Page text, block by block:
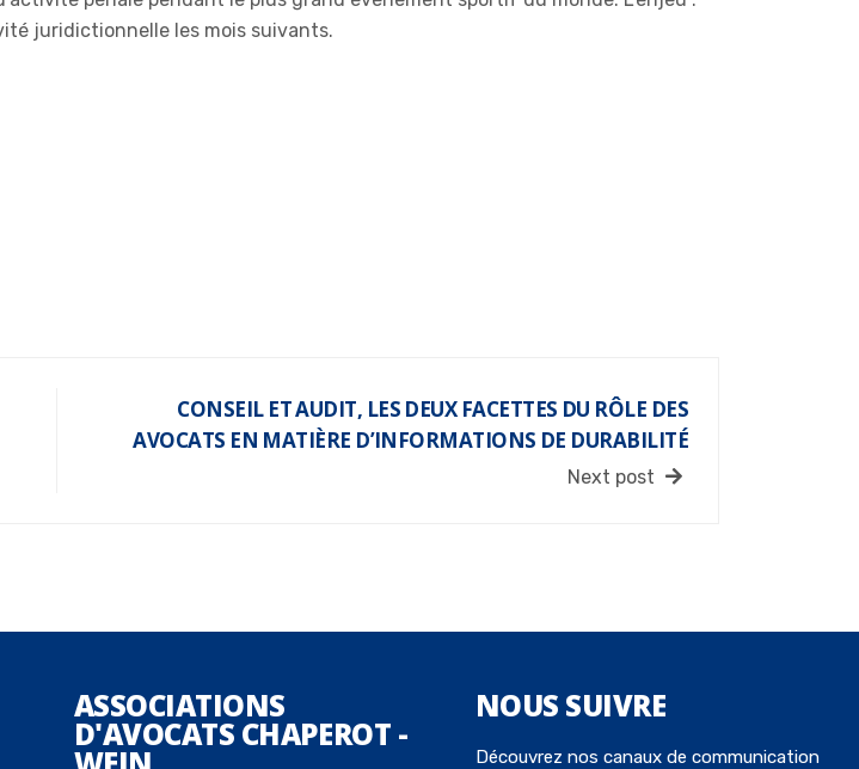
juridictionnelle les mois suivants.
CONSEIL ET AUDIT, LES DEUX FACETTES DU RÔLE DES
AVOCATS EN MATIÈRE D’INFORMATIONS DE DURABILITÉ
Next post
ASSOCIATIONS
D'AVOCATS CHAPEROT -
NOUS SUIVRE
Découvrez nos canaux de communication